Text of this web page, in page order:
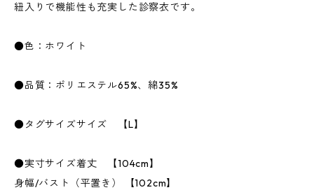
紐入りで機能性も充実した診察衣です。
●色：ホワイト
●品質：ポリエステル65%、綿35%
●タグサイズサイズ 【L】
●実寸サイズ着丈 【104cm】
身幅/バスト（平置き） 【102cm】